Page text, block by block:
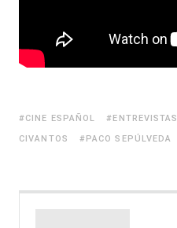
CINE ESPAÑOL ENTREVISTAS
CIVANTOS
PACO SEPÚLVEDA